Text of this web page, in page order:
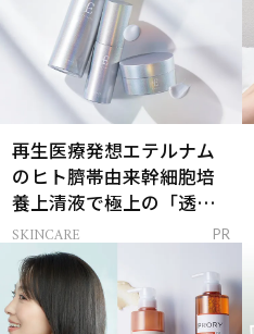
再生医療発想エテルナム
のヒト臍帯由来幹細胞培
養上清液で極上の「透明
感ハリ肌」へ
SKINCARE PR